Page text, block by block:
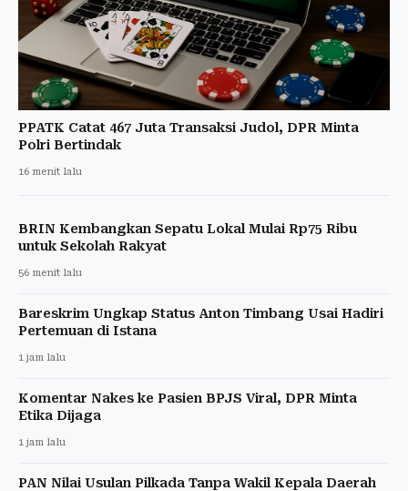
PPATK Catat 467 Juta Transaksi Judol, DPR Minta
Polri Bertindak
16 menit lalu
BRIN Kembangkan Sepatu Lokal Mulai Rp75 Ribu
untuk Sekolah Rakyat
56 menit lalu
Bareskrim Ungkap Status Anton Timbang Usai Hadiri
Pertemuan di Istana
1 jam lalu
Komentar Nakes ke Pasien BPJS Viral, DPR Minta
Etika Dijaga
1 jam lalu
PAN Nilai Usulan Pilkada Tanpa Wakil Kepala Daerah